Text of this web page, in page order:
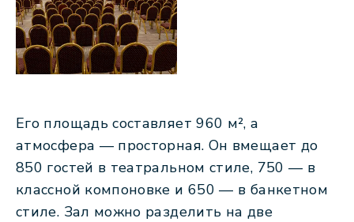
Его площадь составляет 960 м², а
атмосфера — просторная. Он вмещает до
850 гостей в театральном стиле, 750 — в
классной компоновке и 650 — в банкетном
стиле. Зал можно разделить на две